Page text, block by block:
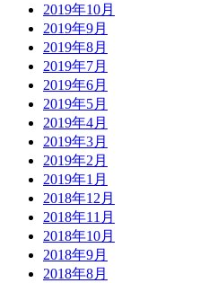
2019年10月
2019年9月
2019年8月
2019年7月
2019年6月
2019年5月
2019年4月
2019年3月
2019年2月
2019年1月
2018年12月
2018年11月
2018年10月
2018年9月
2018年8月